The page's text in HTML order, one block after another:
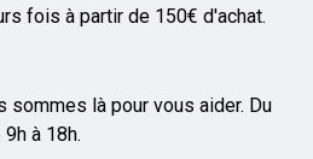
fois à partir de 150€ d'achat.
sommes là pour vous aider. Du
à 18h.